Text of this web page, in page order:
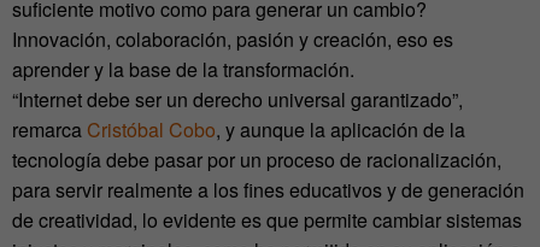
suficiente motivo como para generar un cambio?
Innovación, colaboración, pasión y creación, eso es
aprender y la base de la transformación.
“Internet debe ser un derecho universal garantizado”,
remarca Cristóbal Cobo, y aunque la aplicación de la
tecnología debe pasar por un proceso de racionalización,
para servir realmente a los fines educativos y de generación
de creatividad, lo evidente es que permite cambiar sistemas